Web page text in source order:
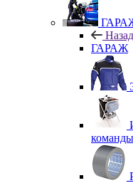
Назад
ГАРАЖ
команды